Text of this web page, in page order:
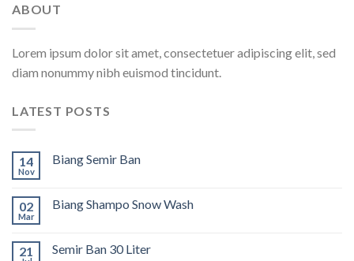
ABOUT
Lorem ipsum dolor sit amet, consectetuer adipiscing elit, sed
diam nonummy nibh euismod tincidunt.
LATEST POSTS
14
Nov
Biang Semir Ban
02
Mar
Biang Shampo Snow Wash
21 Semir Ban 30 Liter